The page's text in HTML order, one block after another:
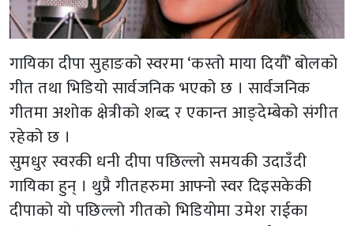
गायिका दीपा सुहाङको स्वरमा ‘कस्तो माया दियौँ’ बोलको
गीत तथा भिडियो सार्वजनिक भएको छ । सार्वजनिक
गीतमा अशोक क्षेत्रीको शब्द र एकान्त आङ्देम्बेको संगीत
रहेको छ ।
सुमधुर स्वरकी धनी दीपा पछिल्लो समयकी उदाउँदी
गायिका हुन् । थुप्रै गीतहरुमा आफ्नो स्वर दिइसकेकी
दीपाको यो पछिल्लो गीतको भिडियोमा उमेश राईका